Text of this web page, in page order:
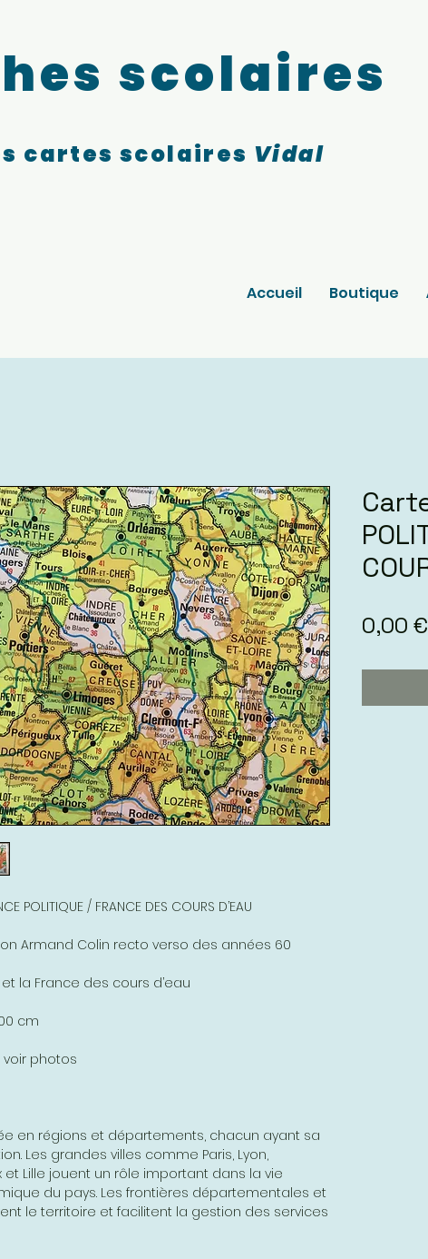
scolaires
cartes scolaires Vidal
Accueil Boutique
POLITIQUE / FRANCE DES COURS D’EAU
Armand Colin recto verso des années 60
la France des cours d’eau
cm
voir photos
en régions et départements, chacun ayant sa
Les grandes villes comme Paris, Lyon,
et Lille jouent un rôle important dans la vie
du pays. Les frontières départementales et
le territoire et facilitent la gestion des services
0,00 €